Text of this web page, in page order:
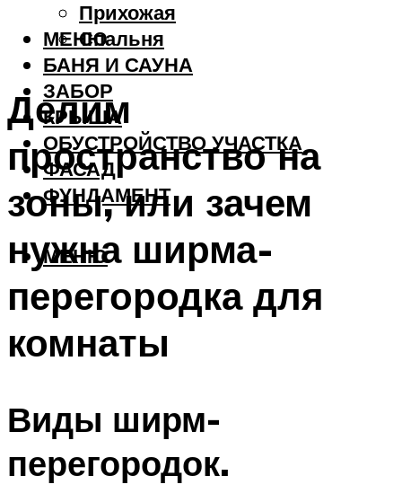
Прихожая
Спальня
БАНЯ И САУНА
ЗАБОР
КРЫША
ОБУСТРОЙСТВО УЧАСТКА
ФАСАД
ФУНДАМЕНТ
МЕНЮ
МЕНЮ
Делим
пространство на
зоны, или зачем
нужна ширма-
перегородка для
комнаты
Виды ширм-
перегородок.